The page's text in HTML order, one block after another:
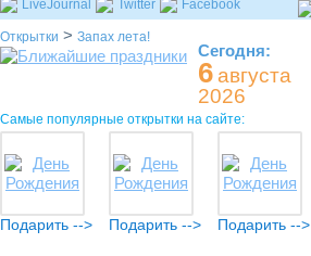
LiveJournal Twitter Facebook
Открытки > Запах лета!
Сегодня:
6августа
2026
Самые популярные открытки на сайте:
Подарить --> Подарить --> Подарить -->